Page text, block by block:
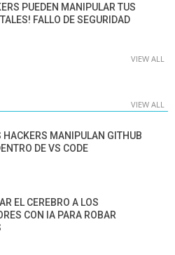
PUEDEN MANIPULAR TUS
FALLO DE SEGURIDAD
VIEW ALL
VIEW ALL
HACKERS MANIPULAN GITHUB
DE VS CODE
EL CEREBRO A LOS
CON IA PARA ROBAR